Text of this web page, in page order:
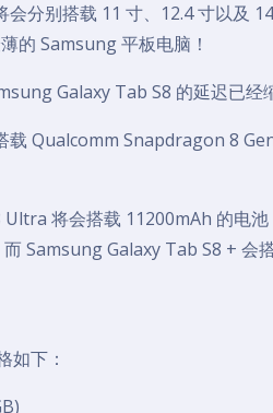
分别搭载 11 寸、12.4 寸以及
的 Samsung 平板电脑！
Galaxy Tab S8 的延迟已
载 Qualcomm Snapdragon 8
将会搭载 11200mAh 的电
Samsung Galaxy Tab S8 + 会
如下：